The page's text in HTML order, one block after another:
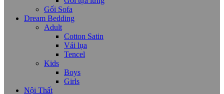
Gối Sofa
Dream Bedding
Adult
Cotton Satin
Vải lụa
Tencel
Kids
Boys
Girls
Nội Thất